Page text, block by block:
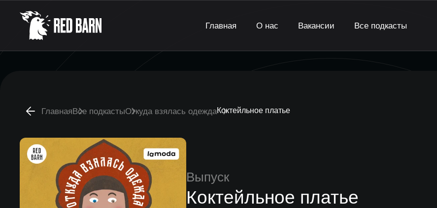
Главная О нас Вакансии Все подкасты
ГлавнаяВсе подкастыОткуда взялась одеждаКоктейльное платье
Выпуск
Коктейльное платье